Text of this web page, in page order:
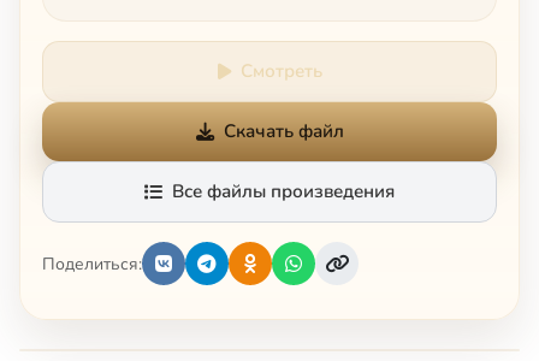
Смотреть
Скачать файл
Все файлы произведения
Поделиться: